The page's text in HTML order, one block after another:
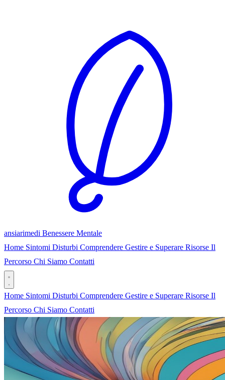
ansiarimedi Benessere Mentale
Home Sintomi Disturbi Comprendere Gestire e Superare Risorse Il
Percorso Chi Siamo Contatti
Home Sintomi Disturbi Comprendere Gestire e Superare Risorse Il
Percorso Chi Siamo Contatti